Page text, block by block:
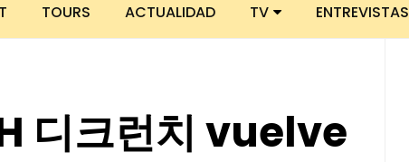
TOURS ACTUALIDAD TV ENTREVISTAS
디크런치 vuelve